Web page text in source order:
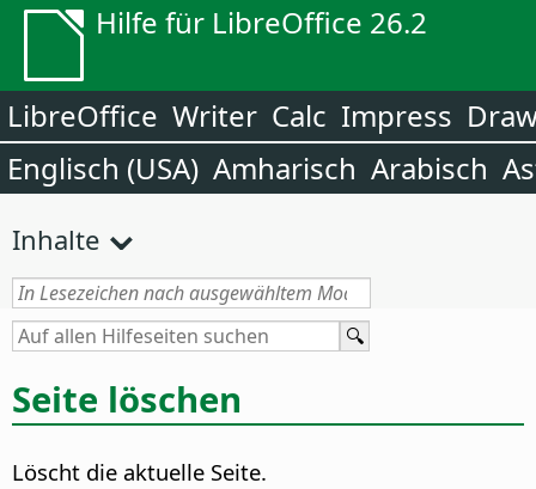
Hilfe für LibreOffice 26.2
LibreOffice Writer Calc Impress
Englisch (USA) Amharisch Arabisch
Inhalte
Seite löschen
Löscht die aktuelle Seite.